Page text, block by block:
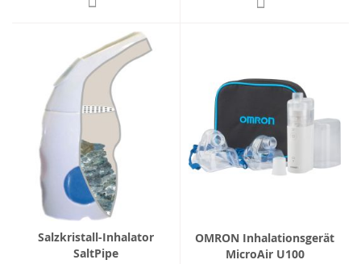
Salzkristall-Inhalator
SaltPipe
OMRON Inhalationsgerät
MicroAir U100